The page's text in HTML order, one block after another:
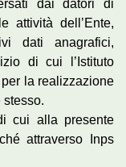
dai datori di
attività dell’Ente,
dati anagrafici,
di cui l’Istituto
la realizzazione
stesso.
cui alla presente
attraverso Inps